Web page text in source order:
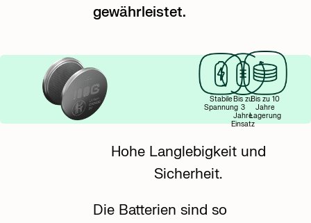
gewährleistet.
Stabile
Spannung
Bis zu
3
Jahre
Einsatz
Bis zu 10
Jahre
Lagerung
Hohe Langlebigkeit und
Sicherheit.
Die Batterien sind so